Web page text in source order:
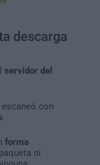
descarga
servidor del
con
forma
ni